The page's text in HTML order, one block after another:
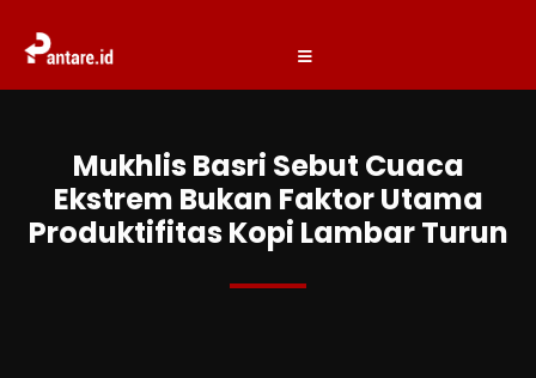
Mukhlis Basri Sebut Cuaca
Ekstrem Bukan Faktor Utama
Produktifitas Kopi Lambar Turun